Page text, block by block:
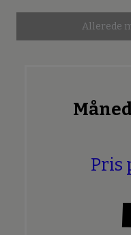
Allerede
Pris